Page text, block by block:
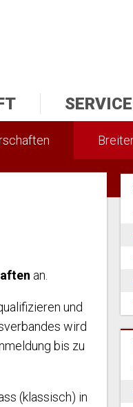
SERVICE
an.
und
wird
bis zu
(klassisch) in